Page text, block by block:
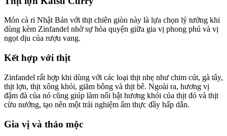
Món cà ri Nhật Bản với thịt chiên giòn này là lựa chọn lý tưởng khi
dùng kèm Zinfandel nhờ sự hòa quyện giữa gia vị phong phú và vị
ngọt dịu của rượu vang.
Kết hợp với thịt
Zinfandel rất hợp khi dùng với các loại thịt nhẹ như chim cút, gà tây,
thịt lợn, thịt xông khói, giăm bông và thịt bê. Ngoài ra, hương vị
đậm đà của nó cũng giúp làm nổi bật hương khói của thịt đỏ và thịt
cừu nướng, tạo nên một trải nghiệm ẩm thực đầy hấp dẫn.
Gia vị và thảo mộc